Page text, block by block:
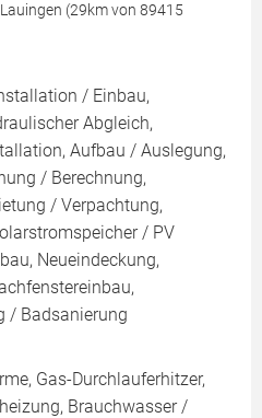
(29km von 89415
/ Einbau,
Abgleich,
Aufbau / Auslegung,
/ Berechnung,
/ Verpachtung,
/ PV
Neueindeckung,
/ Badsanierung
Gas-Durchlauferhitzer,
Brauchwasser /